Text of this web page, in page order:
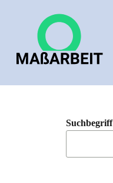
Suchbegriff